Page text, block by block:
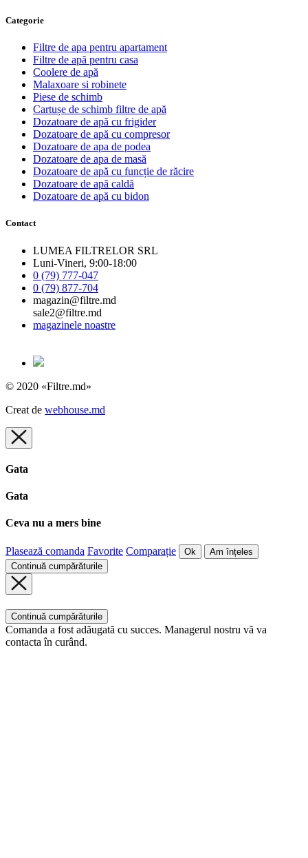
Сategorie
Filtre de apa pentru apartament
Filtre de apă pentru casa
Coolere de apă
Malaxoare si robinete
Piese de schimb
Cartușe de schimb filtre de apă
Dozatoare de apă cu frigider
Dozatoare de apă cu compresor
Dozatoare de apa de podea
Dozatoare de apa de masă
Dozatoare de apă cu funcție de răcire
Dozatoare de apă caldă
Dozatoare de apă cu bidon
Contact
LUMEA FILTRELOR SRL
Luni-Vineri, 9:00-18:00
0 (79) 777-047
0 (79) 877-704
magazin@filtre.md
sale2@filtre.md
magazinele noastre
© 2020 «Filtre.md»
Creat de webhouse.md
Gata
Gata
Ceva nu a mers bine
Plasează comanda Favorite Comparație Ok
Am înțeles
Continuă cumpărăturile
Continuă cumpărăturile
Comanda a fost adăugată cu succes. Managerul nostru vă va
contacta în curând.